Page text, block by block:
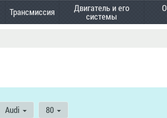
Трансмиссия Двигатель и его
системы
Audi 80